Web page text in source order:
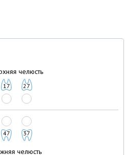
челюсть
17 27
челюсть
47 37